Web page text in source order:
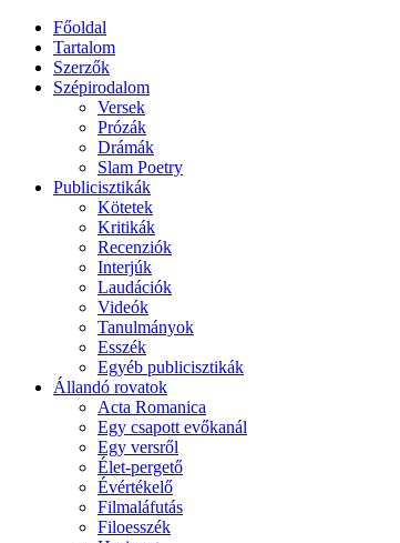
Főoldal
Tartalom
Szerzők
Szépirodalom
Versek
Prózák
Drámák
Slam Poetry
Publicisztikák
Kötetek
Kritikák
Recenziók
Interjúk
Laudációk
Videók
Tanulmányok
Esszék
Egyéb publicisztikák
Állandó rovatok
Acta Romanica
Egy csapott evőkanál
Egy versről
Élet-pergető
Évértékelő
Filmaláfutás
Filoesszék